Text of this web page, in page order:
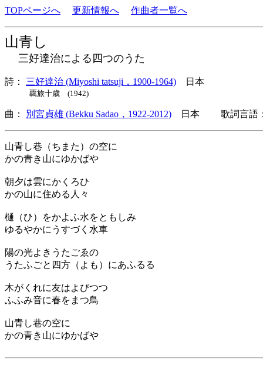
TOPページへ 更新情報へ 作曲者一覧へ
山青し
三好達治による四つのうた
詩： 三好達治 (Miyoshi tatsuji，1900-1964) 日本
覊旅十歳 (1942)
曲： 別宮貞雄 (Bekku Sadao，1922-2012) 日本 歌詞言語：
山青し巷（ちまた）の空に
かの青き山にゆかばや
朝夕は雲にかくろひ
かの山に住める人々
樋（ひ）をかよふ水をともしみ
ゆるやかにうすづく水車
陽の光よきうたごゑの
うたふごと四方（よも）にあふるる
木がくれに友はよびつつ
ふふみ音に春をまつ鳥
山青し巷の空に
かの青き山にゆかばや